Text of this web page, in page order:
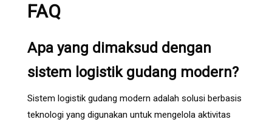
FAQ
Apa yang dimaksud dengan
sistem logistik gudang modern?
Sistem logistik gudang modern adalah solusi berbasis
teknologi yang digunakan untuk mengelola aktivitas